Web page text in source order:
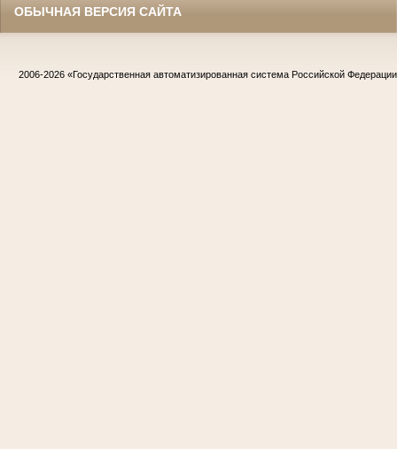
ОБЫЧНАЯ ВЕРСИЯ САЙТА
2006-2026 «Государственная автоматизированная система Российской